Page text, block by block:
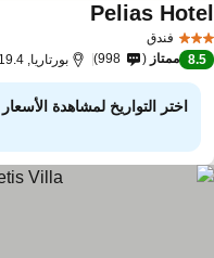
فندق
Peliasمشاهدة
8.5 ممتاز 998 بورتاريا, 19.4 كم إلى أفيتوس
اختر التواريخ لمشاهدة الأسعار